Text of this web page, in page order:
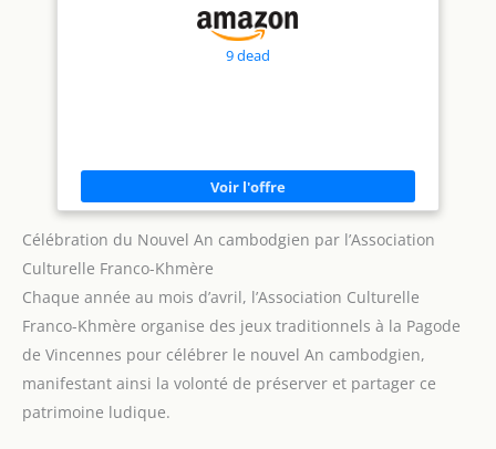
9 dead
Célébration du Nouvel An cambodgien par l’Association
Culturelle Franco-Khmère
Chaque année au mois d’avril, l’Association Culturelle
Franco-Khmère organise des jeux traditionnels à la Pagode
de Vincennes pour célébrer le nouvel An cambodgien,
manifestant ainsi la volonté de préserver et partager ce
patrimoine ludique.